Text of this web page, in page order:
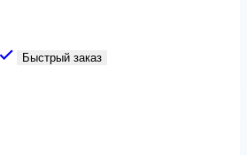
Быстрый заказ